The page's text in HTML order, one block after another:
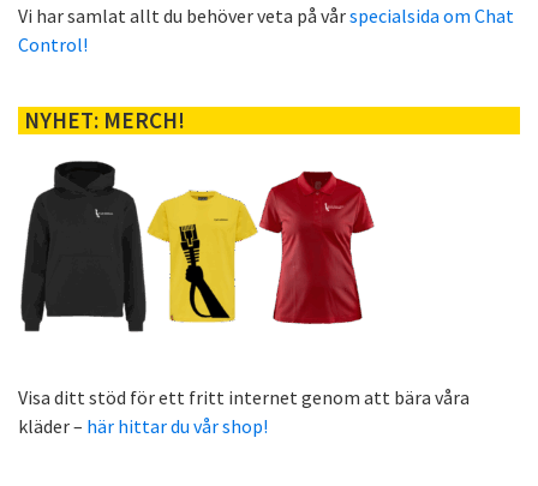
Vi har samlat allt du behöver veta på vårspecialsida om Chat
Control!
NYHET: MERCH!
Visa ditt stöd för ett fritt internet genom att bära våra
kläder – här hittar du vår shop!